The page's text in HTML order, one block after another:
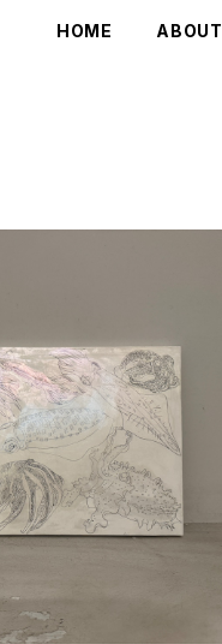
HOME ABOUT